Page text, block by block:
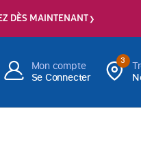
DÈS MAINTENANT
Mon compte
Se Connecter
3